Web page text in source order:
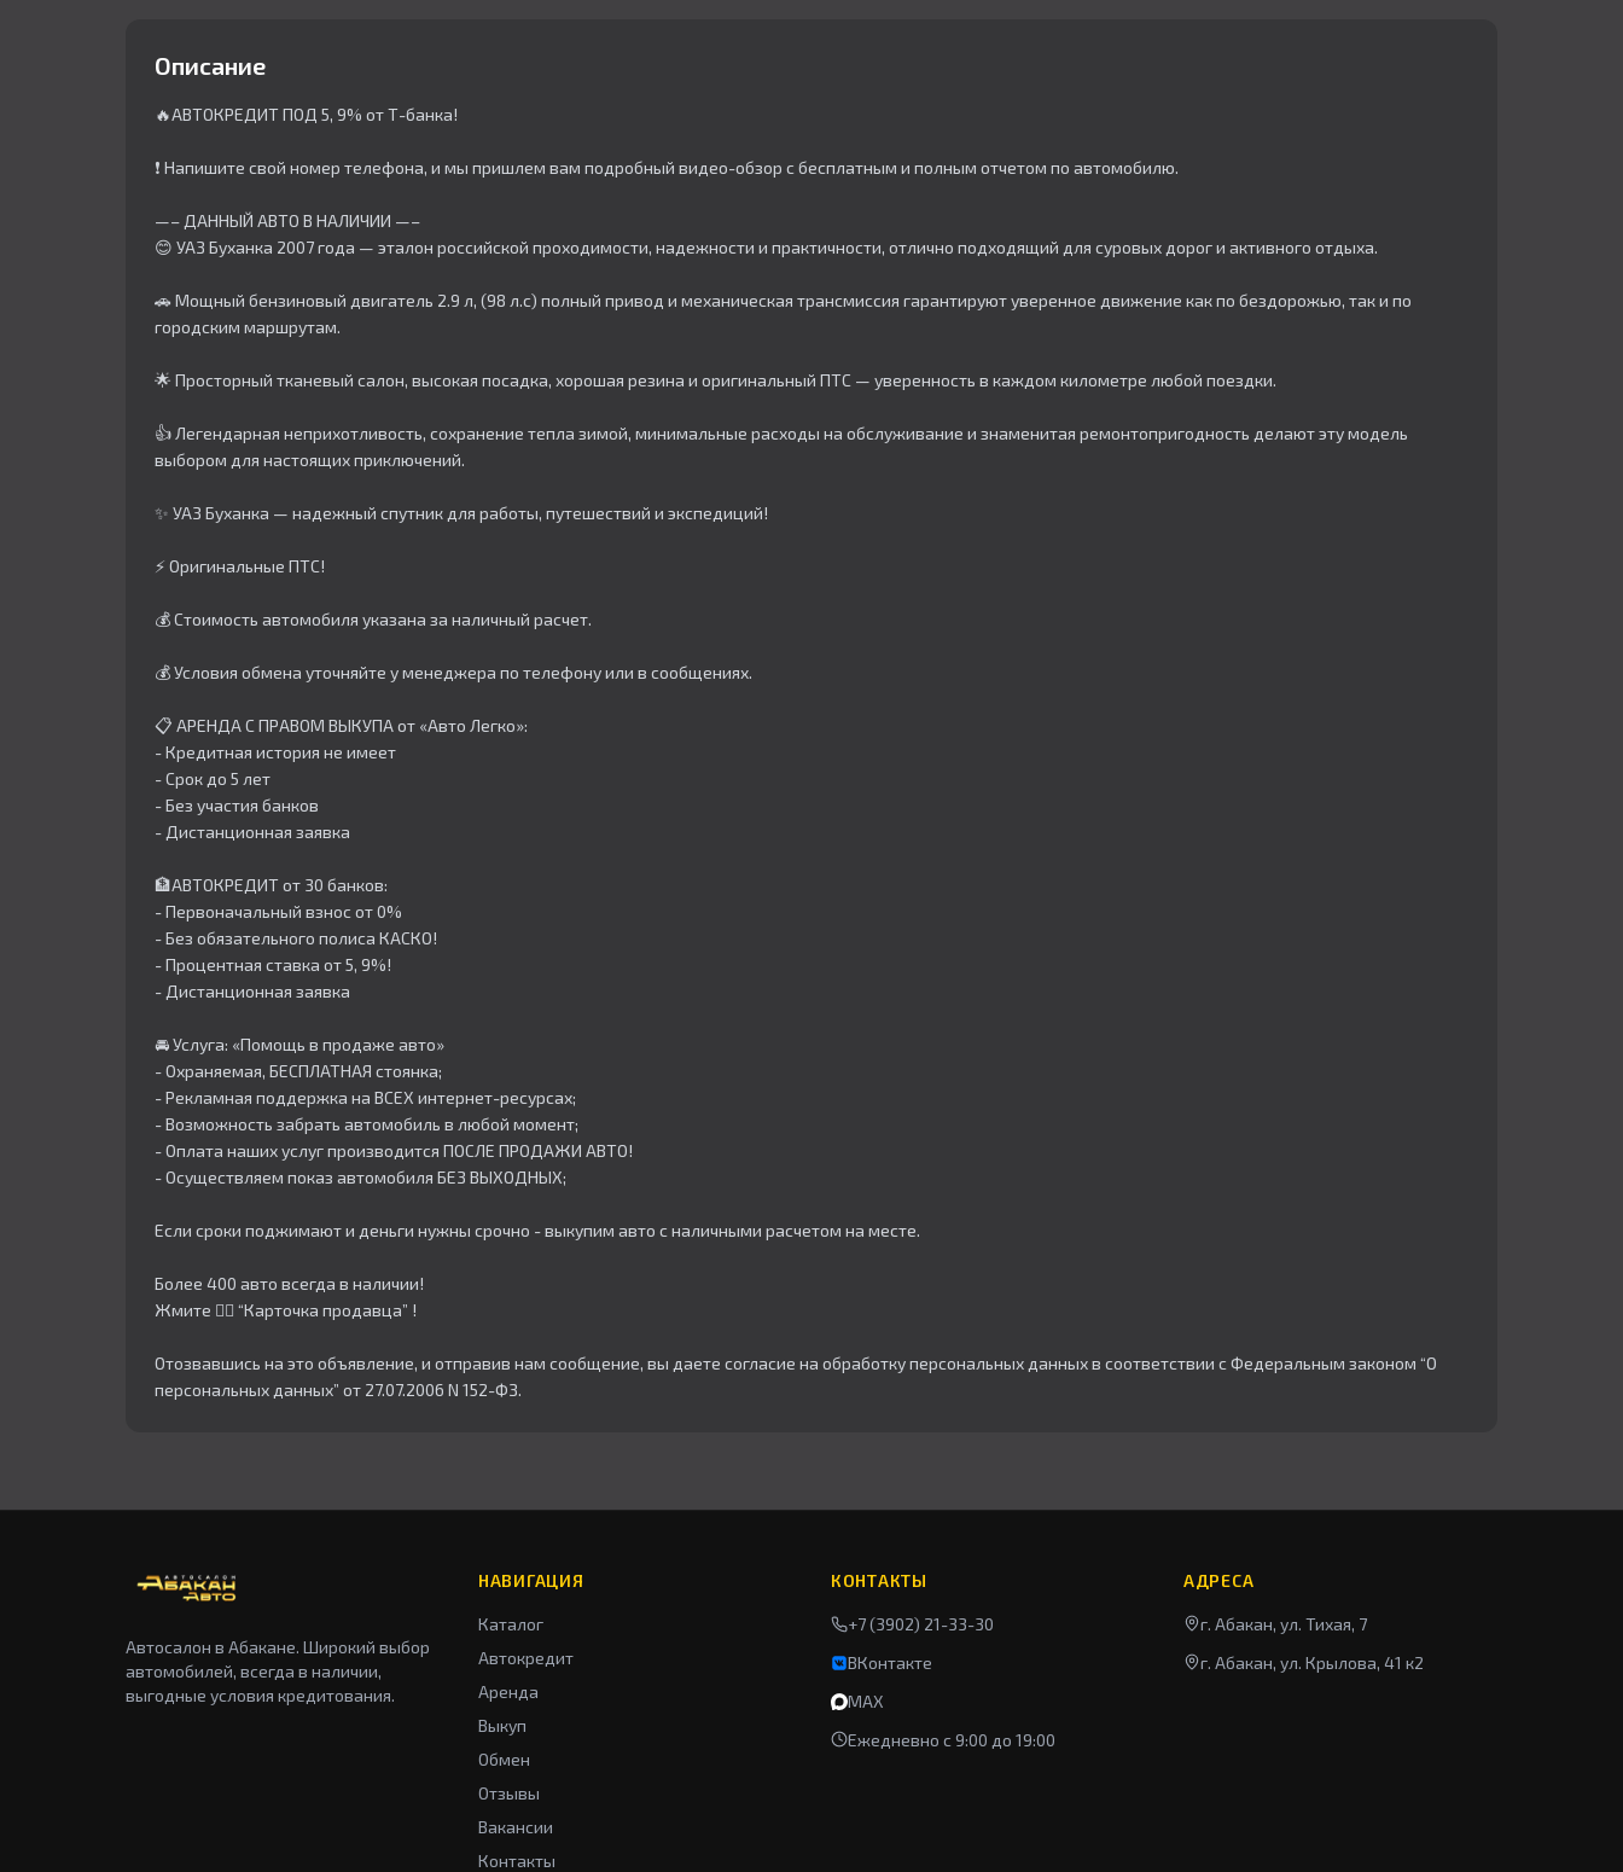
Описание
🔥АВТОКРЕДИТ ПОД 5, 9% от Т-банка!
❗ Напишите свой номер телефона, и мы пришлем вам подробный видео-обзор с бесплатным и полным отчетом по автомобилю.
—– ДАННЫЙ АВТО В НАЛИЧИИ —–
😊 УАЗ Буханка 2007 года — эталон российской проходимости, надежности и практичности, отлично подходящий для суровых дорог и активного отдыха.
🚗 Мощный бензиновый двигатель 2.9 л, (98 л.с) полный привод и механическая трансмиссия гарантируют уверенное движение как по бездорожью, так и по
городским маршрутам.
🌟 Просторный тканевый салон, высокая посадка, хорошая резина и оригинальный ПТС — уверенность в каждом километре любой поездки.
👍 Легендарная неприхотливость, сохранение тепла зимой, минимальные расходы на обслуживание и знаменитая ремонтопригодность делают эту модель
выбором для настоящих приключений.
✨ УАЗ Буханка — надежный спутник для работы, путешествий и экспедиций!
⚡ Оригинальные ПТС!
💰 Стоимость автомобиля указана за наличный расчет.
💰 Условия обмена уточняйте у менеджера по телефону или в сообщениях.
📋 АРЕНДА С ПРАВОМ ВЫКУПА от «Авто Легко»:
- Кредитная история не имеет
- Срок до 5 лет
- Без участия банков
- Дистанционная заявка
🏦АВТОКРЕДИТ от 30 банков:
- Первоначальный взнос от 0%
- Без обязательного полиса КАСКО!
- Процентная ставка от 5, 9%!
- Дистанционная заявка
🚘 Услуга: «Помощь в продаже авто»
- Охраняемая, БЕСПЛАТНАЯ стоянка;
- Рекламная поддержка на ВСЕХ интернет-ресурсах;
- Возможность забрать автомобиль в любой момент;
- Оплата наших услуг производится ПОСЛЕ ПРОДАЖИ АВТО!
- Осуществляем показ автомобиля БЕЗ ВЫХОДНЫХ;
Если сроки поджимают и деньги нужны срочно - выкупим авто с наличными расчетом на месте.
Более 400 авто всегда в наличии!
Жмите 👇🏻 “Карточка продавца” !
Отозвавшись на это объявление, и отправив нам сообщение, вы даете согласие на обработку персональных данных в соответствии с Федеральным законом “О
персональных данных” от 27.07.2006 N 152-ФЗ.
Автосалон в Абакане. Широкий выбор
автомобилей, всегда в наличии,
выгодные условия кредитования.
НАВИГАЦИЯ
Каталог
Автокредит
Аренда
Выкуп
Обмен
Отзывы
Вакансии
Контакты
КОНТАКТЫ
+7 (3902) 21-33-30
ВКонтакте
MAX
Ежедневно с 9:00 до 19:00
АДРЕСА
г. Абакан, ул. Тихая, 7
г. Абакан, ул. Крылова, 41 к2